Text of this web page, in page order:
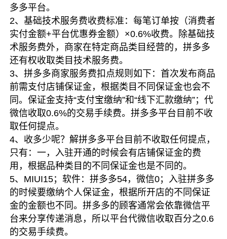
多多平台。
2、基础技术服务费收费标准：每笔订单按（消费者
实付金额+平台优惠券金额）×0.6%收费。除基础技
术服务费外，商家在特定商品类目经营的，拼多多
还有权收取类目技术服务费。
3、拼多多商家服务费扣点规则如下：首次发布商品
前需支付店铺保证金，根据类目不同保证金也会不
同。保证金支持“支付宝缴纳”和“线下汇款缴纳”；代
微信收取0.6%的交易手续费。拼多多平台目前不收
取任何提点。
4、收多少呢？解拼多多平台目前不收取任何提点，
只有：一，入驻开通的时候会有店铺保证金的费
用，根据品种类目的不同保证金也是不同的。
5、MIUI15；软件：拼多多54，微信0；入驻拼多多
的时候要缴纳个人保证金，根据所开店的不同保证
金的金额也不同。拼多多的顾客通常会依靠微信平
台来分享传递消息，所以平台代微信收取百分之0.6
的交易手续费。